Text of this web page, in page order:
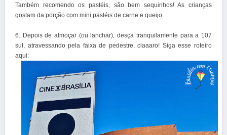
Também recomendo os pastéis, são bem sequinhos! As crianças
gostam da porção com mini pastéis de carne e queijo.
6. Depois de almoçar (ou lanchar), desça tranquilamente para a 107
sul, atravessando pela faixa de pedestre, claaaro! Siga esse roteiro
aqui: